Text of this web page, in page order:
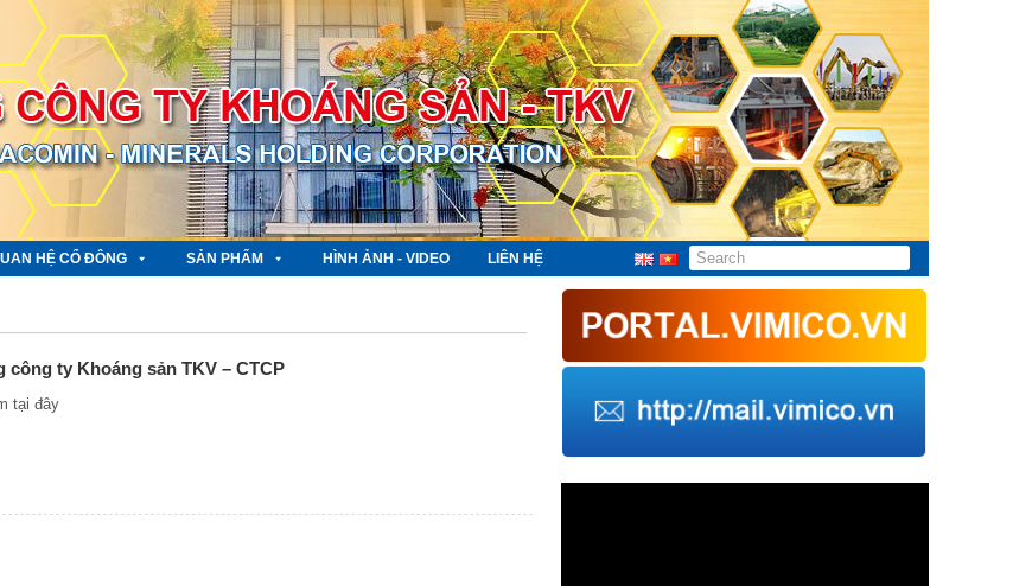
HỆ CỔ ĐÔNG SẢN PHẨM HÌNH ẢNH - VIDEO LIÊN HỆ
ty Khoáng sản TKV – CTCP
tại đây